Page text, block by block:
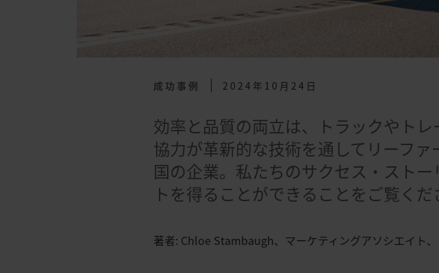
成功事例 2024年10月24日
効率と品質の両立は、トラックやト
協力が革新的な技術を通してリーフ
国の企業。私たちのサクセス・スト
トを得ることができることをご覧くだ
著者: Chloe Stambaugh、マーケティングアソシエイト